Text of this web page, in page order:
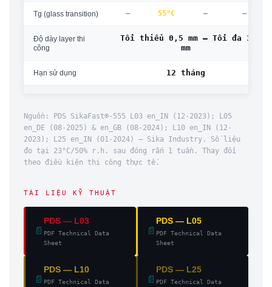
Tg (glass transition) — 55°C — —
Độ dày layer thi
công
Tối thiểu 0,5 mm — Tối đa 3
mm
Hạn sử dụng 12 tháng
Nguồn: PDS SikaFast®-555 L03 en_IN (12-2023); L05
en_DE (08-2025) & en_GB (08-2024); L10 en_IN (12-
2023); L25 en_IN (01-2024) — Sika Industry. Số liệu
đo tại 23°C/50% r.h. sau đóng rắn 1 tuần. Thay đổi
theo điều kiện thi công thực tế.
TÀI LIỆU KỸ THUẬT
📄
PDS — L03
PDF Technical Data
Sheet
📄
PDS — L05
PDF Technical Data
Sheet
📄
PDS — L10
PDF Technical Data
📄
PDS — L25
PDF Technical Data